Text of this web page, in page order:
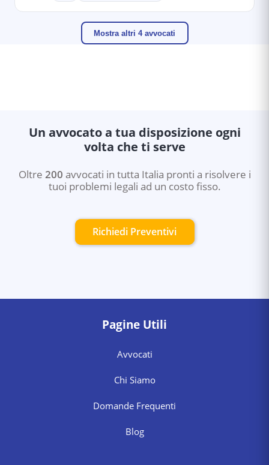
Mostra altri 4 avvocati
Un avvocato a tua disposizione ogni
volta che ti serve
Oltre 200 avvocati in tutta Italia pronti a risolvere i
tuoi problemi legali ad un costo fisso.
Richiedi Preventivi
Pagine Utili
Avvocati
Chi Siamo
Domande Frequenti
Blog